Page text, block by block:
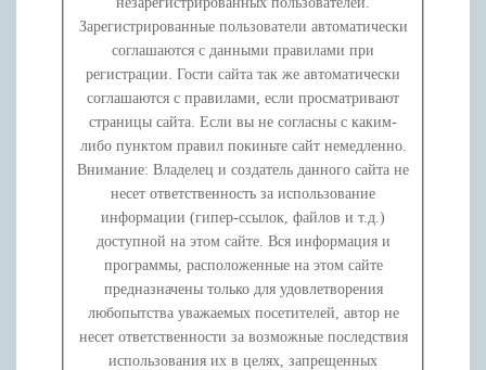
Зарегистрированные пользователи автоматически
соглашаются с данными правилами при
регистрации. Гости сайта так же автоматически
соглашаются с правилами, если просматривают
страницы сайта. Если вы не согласны с каким-
либо пунктом правил покиньте сайт немедленно.
Внимание: Владелец и создатель данного сайта не
несет ответственность за использование
информации (гипер-ссылок, файлов и т.д.)
доступной на этом сайте. Вся информация и
программы, расположенные на этом сайте
предназначены только для удовлетворения
любопытства уважаемых посетителей, автор не
несет ответственности за возможные последствия
использования их в целях, запрещенных